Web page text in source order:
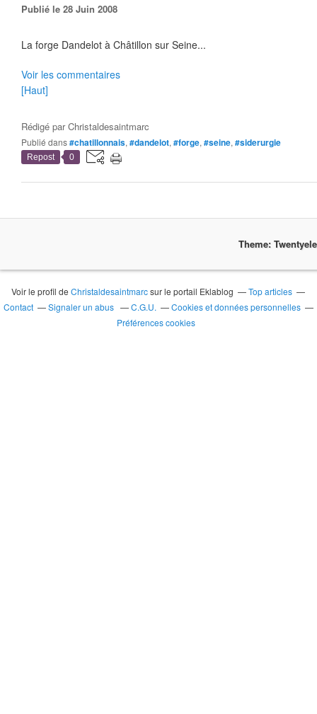
Publié le 28 Juin 2008
La forge Dandelot à Châtillon sur Seine...
Voir les commentaires
[Haut]
Rédigé parChristaldesaintmarc
Publié dans#chatillonnais, #dandelot, #forge, #seine, #siderurgie
Repost 0
Theme:
Voir le profil deChristaldesaintmarcsur le portail Eklablog
Top articles
Contact
Signaler un abus C.G.U.
Cookies et données personnelles
Préférences cookies